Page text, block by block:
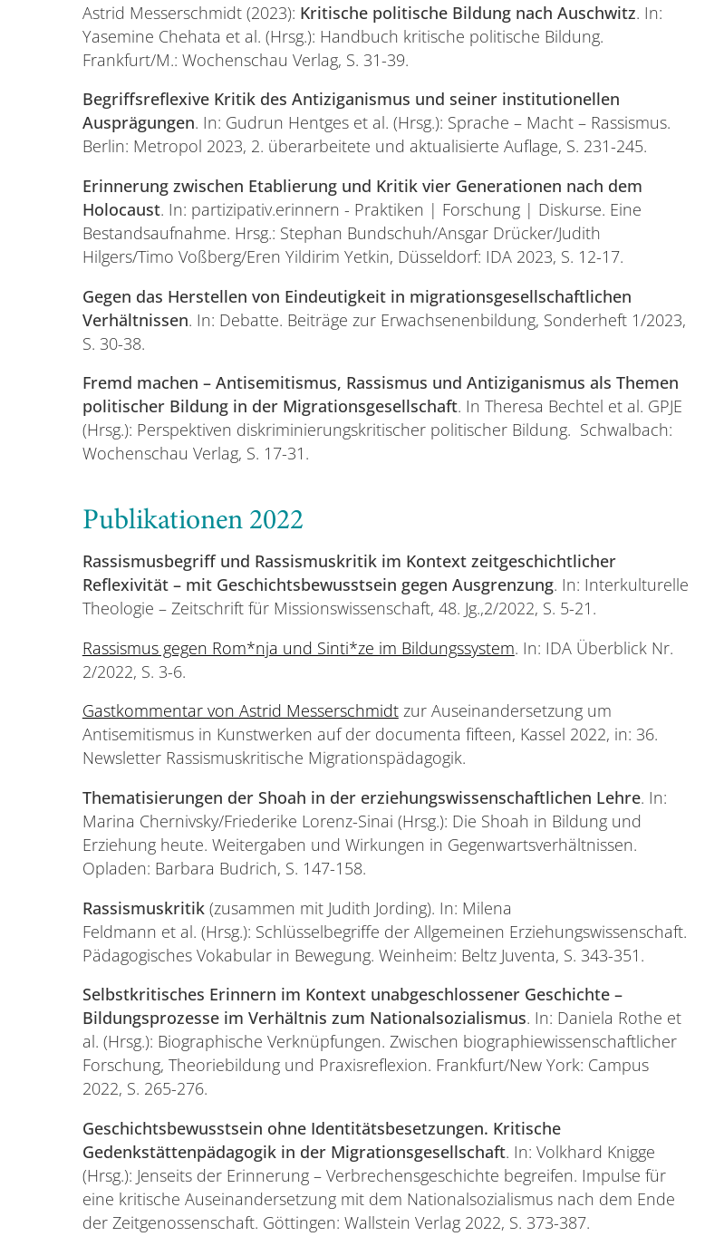
Astrid Messerschmidt (2023): Kritische politische Bildung nach Auschwitz. In:
Yasemine Chehata et al. (Hrsg.): Handbuch kritische politische Bildung.
Frankfurt/M.: Wochenschau Verlag, S. 31-39.
Begriffsreflexive Kritik des Antiziganismus und seiner institutionellen
Ausprägungen. In: Gudrun Hentges et al. (Hrsg.): Sprache – Macht – Rassismus.
Berlin: Metropol 2023, 2. überarbeitete und aktualisierte Auflage, S. 231-245.
Erinnerung zwischen Etablierung und Kritik vier Generationen nach dem
Holocaust. In: partizipativ.erinnern - Praktiken | Forschung | Diskurse. Eine
Bestandsaufnahme. Hrsg.: Stephan Bundschuh/Ansgar Drücker/Judith
Hilgers/Timo Voßberg/Eren Yildirim Yetkin, Düsseldorf: IDA 2023, S. 12-17.
Gegen das Herstellen von Eindeutigkeit in migrationsgesellschaftlichen
Verhältnissen. In: Debatte. Beiträge zur Erwachsenenbildung, Sonderheft 1/2023,
S. 30-38.
Fremd machen – Antisemitismus, Rassismus und Antiziganismus als Themen
politischer Bildung in der Migrationsgesellschaft. In Theresa Bechtel et al. GPJE
(Hrsg.): Perspektiven diskriminierungskritischer politischer Bildung. Schwalbach:
Wochenschau Verlag, S. 17-31.
Publikationen 2022
Rassismusbegriff und Rassismuskritik im Kontext zeitgeschichtlicher
Reflexivität – mit Geschichtsbewusstsein gegen Ausgrenzung. In: Interkulturelle
Theologie – Zeitschrift für Missionswissenschaft, 48. Jg.,2/2022, S. 5-21.
Rassismus gegen Rom*nja und Sinti*ze im Bildungssystem. In: IDA Überblick Nr.
2/2022, S. 3-6.
Gastkommentar von Astrid Messerschmidtzur Auseinandersetzung um
Antisemitismus in Kunstwerken auf der documenta fifteen, Kassel 2022, in: 36.
Newsletter Rassismuskritische Migrationspädagogik.
Thematisierungen der Shoah in der erziehungswissenschaftlichen Lehre. In:
Marina Chernivsky/Friederike Lorenz-Sinai (Hrsg.): Die Shoah in Bildung und
Erziehung heute. Weitergaben und Wirkungen in Gegenwartsverhältnissen.
Opladen: Barbara Budrich, S. 147-158.
Rassismuskritik (zusammen mit Judith Jording). In: Milena
Feldmann et al. (Hrsg.): Schlüsselbegriffe der Allgemeinen Erziehungswissenschaft.
Pädagogisches Vokabular in Bewegung. Weinheim: Beltz Juventa, S. 343-351.
Selbstkritisches Erinnern im Kontext unabgeschlossener Geschichte –
Bildungsprozesse im Verhältnis zum Nationalsozialismus. In: Daniela Rothe et
al. (Hrsg.): Biographische Verknüpfungen. Zwischen biographiewissenschaftlicher
Forschung, Theoriebildung und Praxisreflexion. Frankfurt/New York: Campus
2022, S. 265-276.
Geschichtsbewusstsein ohne Identitätsbesetzungen. Kritische
Gedenkstättenpädagogik in der Migrationsgesellschaft. In: Volkhard Knigge
(Hrsg.): Jenseits der Erinnerung – Verbrechensgeschichte begreifen. Impulse für
eine kritische Auseinandersetzung mit dem Nationalsozialismus nach dem Ende
der Zeitgenossenschaft. Göttingen: Wallstein Verlag 2022, S. 373-387.